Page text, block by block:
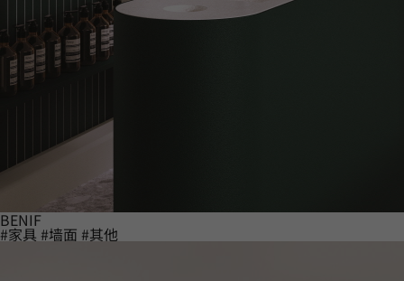
BENIF
#家具 #墙面 #其他